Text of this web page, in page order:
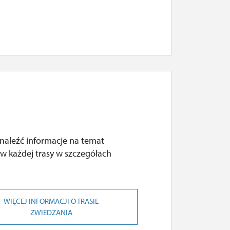
informacje na temat
każdej trasy w szczegółach
WIĘCEJ INFORMACJI O TRASIE
ZWIEDZANIA